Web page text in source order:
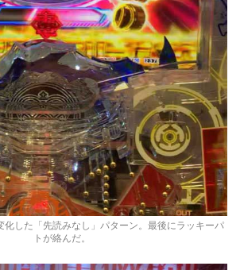
化した「先読みなし」パターン。最後にラッキーパ
トが絡んだ。